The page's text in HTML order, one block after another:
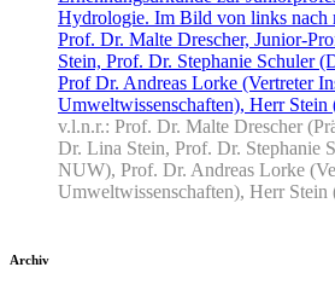
v.l.n.r.: Prof. Dr. Malte Drescher
Dr. Lina Stein, Prof. Dr. Stephanie
NUW), Prof. Dr. Andreas Lorke
Umweltwissenschaften), Herr Stein
Archiv